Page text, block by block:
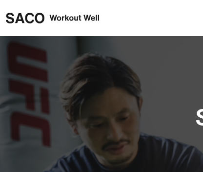
SACO ウェルビーイン